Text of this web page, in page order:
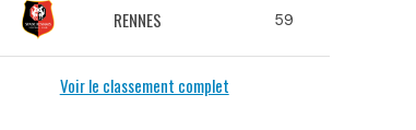
RENNES 59
Voir le classement complet